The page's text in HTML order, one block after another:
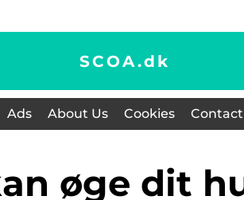
SCOA.dk
Ads About Us Cookies Contact